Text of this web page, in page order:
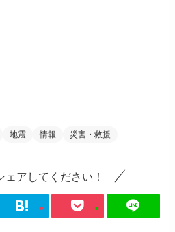
地震 情報 災害・救援
ェアしてください！